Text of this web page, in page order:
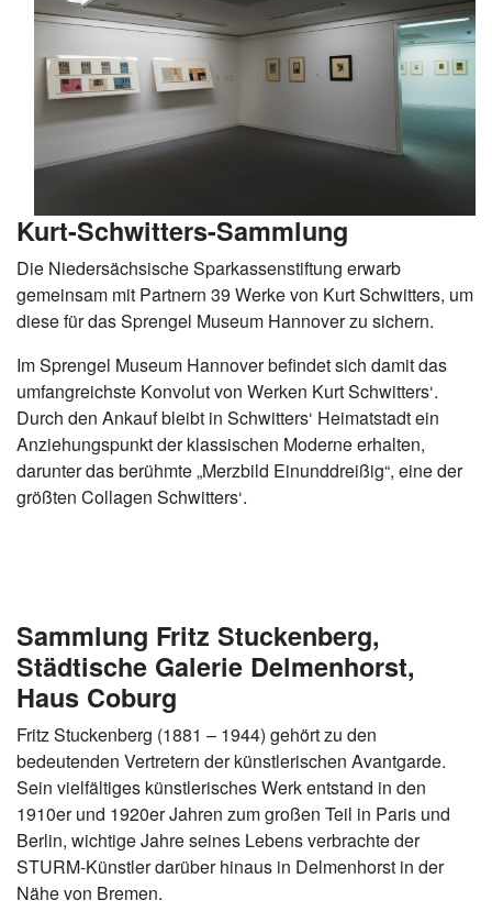
Kurt-Schwitters-Sammlung
Die Niedersächsische Sparkassenstiftung erwarb
gemeinsam mit Partnern 39 Werke von Kurt Schwitters, um
diese für das Sprengel Museum Hannover zu sichern.
Im Sprengel Museum Hannover befindet sich damit das
umfangreichste Konvolut von Werken Kurt Schwitters‘.
Durch den Ankauf bleibt in Schwitters‘ Heimatstadt ein
Anziehungspunkt der klassischen Moderne erhalten,
darunter das berühmte „Merzbild Einunddreißig“, eine der
größten Collagen Schwitters‘.
Sammlung Fritz Stuckenberg,
Städtische Galerie Delmenhorst,
Haus Coburg
Fritz Stuckenberg (1881 – 1944) gehört zu den
bedeutenden Vertretern der künstlerischen Avantgarde.
Sein vielfältiges künstlerisches Werk entstand in den
1910er und 1920er Jahren zum großen Teil in Paris und
Berlin, wichtige Jahre seines Lebens verbrachte der
STURM-Künstler darüber hinaus in Delmenhorst in der
Nähe von Bremen.